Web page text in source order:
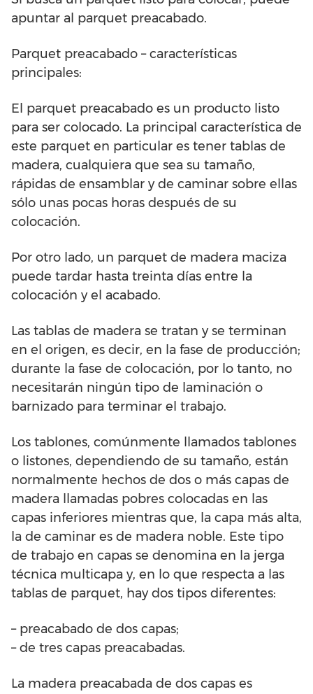
apuntar al parquet preacabado.
Parquet preacabado – características
principales:
El parquet preacabado es un producto listo
para ser colocado. La principal característica de
este parquet en particular es tener tablas de
madera, cualquiera que sea su tamaño,
rápidas de ensamblar y de caminar sobre ellas
sólo unas pocas horas después de su
colocación.
Por otro lado, un parquet de madera maciza
puede tardar hasta treinta días entre la
colocación y el acabado.
Las tablas de madera se tratan y se terminan
en el origen, es decir, en la fase de producción;
durante la fase de colocación, por lo tanto, no
necesitarán ningún tipo de laminación o
barnizado para terminar el trabajo.
Los tablones, comúnmente llamados tablones
o listones, dependiendo de su tamaño, están
normalmente hechos de dos o más capas de
madera llamadas pobres colocadas en las
capas inferiores mientras que, la capa más alta,
la de caminar es de madera noble. Este tipo
de trabajo en capas se denomina en la jerga
técnica multicapa y, en lo que respecta a las
tablas de parquet, hay dos tipos diferentes:
– preacabado de dos capas;
– de tres capas preacabadas.
La madera preacabada de dos capas es